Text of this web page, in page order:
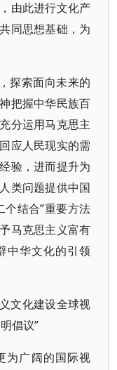
由此进行文化产
同思想基础，为
探索面向未来的
把握中华民族百
分运用马克思主
应人民现实的需
验，进而提升为
类问题提供中国
个结合”重要方法
马克思主义富有
中华文化的引领
文化建设全球视
倡议”
为广阔的国际视